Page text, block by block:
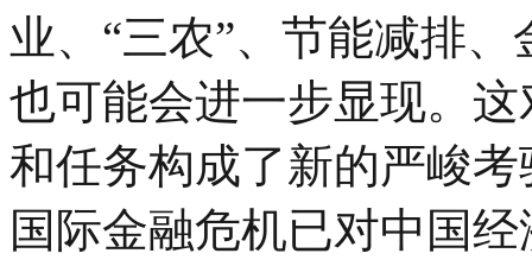
业、“三农”、节能减排
也可能会进一步显现。
和任务构成了新的严峻考
国际金融危机已对中国